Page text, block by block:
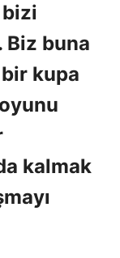
Biz buna
kupa
kalmak